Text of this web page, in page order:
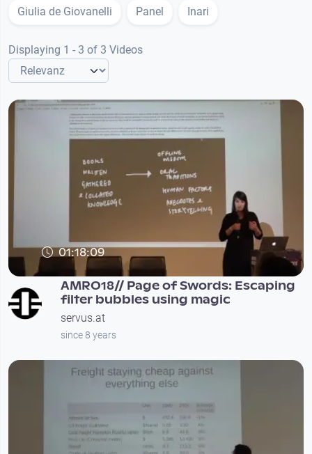
Giulia de Giovanelli Panel Inari
Displaying 1 - 3 of 3 Videos
01:18:09
AMRO18// Page of Swords: Escaping
filter bubbles using magic
servus.at
since 8 years